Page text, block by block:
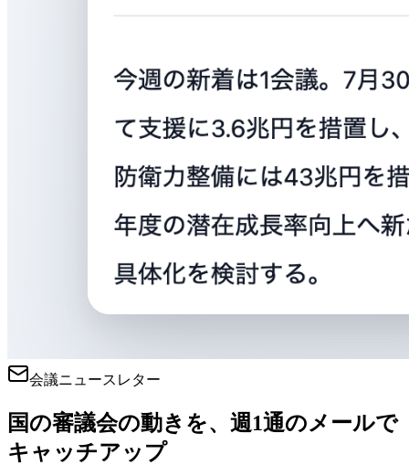
会議ニュースレター
国の審議会の動きを、週1通のメールで
キャッチアップ